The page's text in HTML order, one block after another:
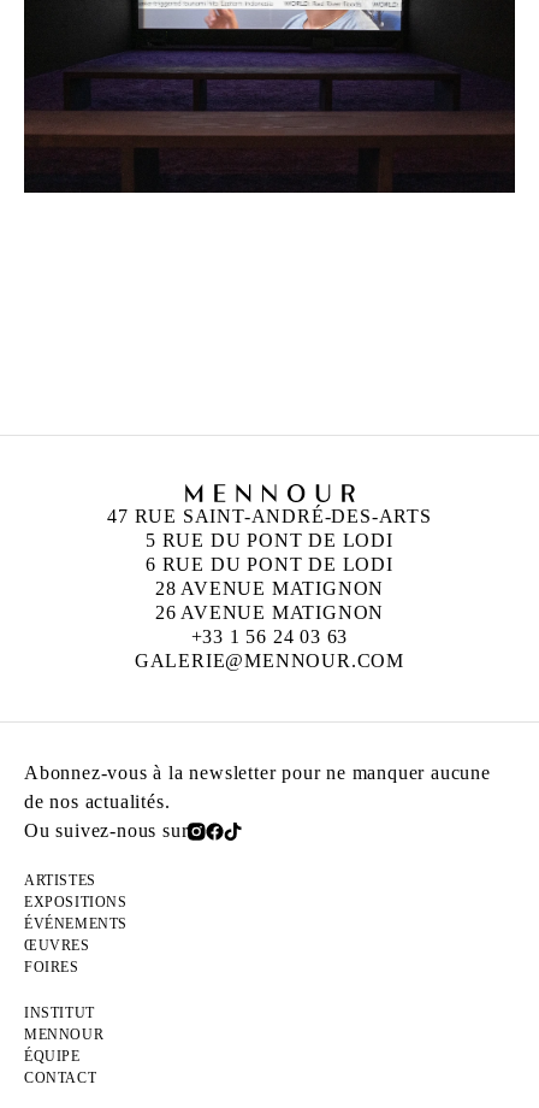
47 RUE SAINT-ANDRÉ-DES-ARTS
5 RUE DU PONT DE LODI
6 RUE DU PONT DE LODI
28 AVENUE MATIGNON
26 AVENUE MATIGNON
+33 1 56 24 03 63
GALERIE@MENNOUR.COM
Abonnez-vous à la newsletter pour ne manquer aucune
de nos actualités.
Ou suivez-nous sur
ARTISTES
EXPOSITIONS
ÉVÉNEMENTS
ŒUVRES
FOIRES
INSTITUT
MENNOUR
ÉQUIPE
CONTACT